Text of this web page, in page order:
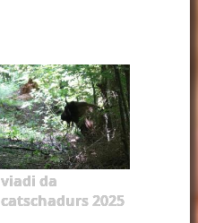
viadi da
catschadurs 2025